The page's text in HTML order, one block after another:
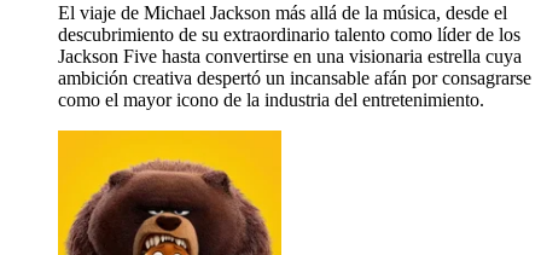
El viaje de Michael Jackson más allá de la música, desde el
descubrimiento de su extraordinario talento como líder de los
Jackson Five hasta convertirse en una visionaria estrella cuya
ambición creativa despertó un incansable afán por consagrarse
como el mayor icono de la industria del entretenimiento.